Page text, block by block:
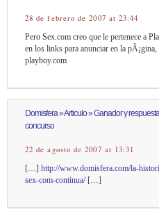
28 de febrero de 2007 at 23:44
Pero Sex.com creo que le pertenece a
en los links para anunciar en la pÃ¡gina,
playboy.com
Domisfera » Articulo » Ganador y
concurso
22 de agosto de 2007 at 13:31
[…] http://www.domisfera.com/la-
sex-com-continua/[…]